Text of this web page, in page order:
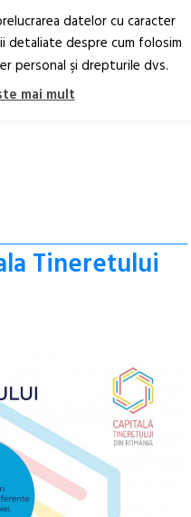
RO EN
Tineretului
datelor cu caracter
detaliate despre cum folosim
personal şi drepturile dvs.
mai mult